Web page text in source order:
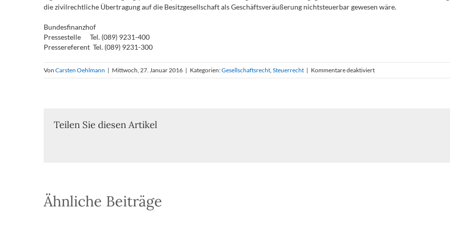
die zivilrechtliche Übertragung auf die Besitzgesellschaft als Geschäftsveräußerung nichtsteuerbar gewesen wäre.
Bundesfinanzhof
Pressestelle Tel. (089) 9231-400
Pressereferent Tel. (089) 9231-300
Von Carsten Oehlmann | Mittwoch, 27. Januar 2016 | Kategorien:Gesellschaftsrecht, Steuerrecht | Kommentare deaktiviertfür
Bundesfinanzhof
Teilen Sie diesen Artikel
Ähnliche Beiträge